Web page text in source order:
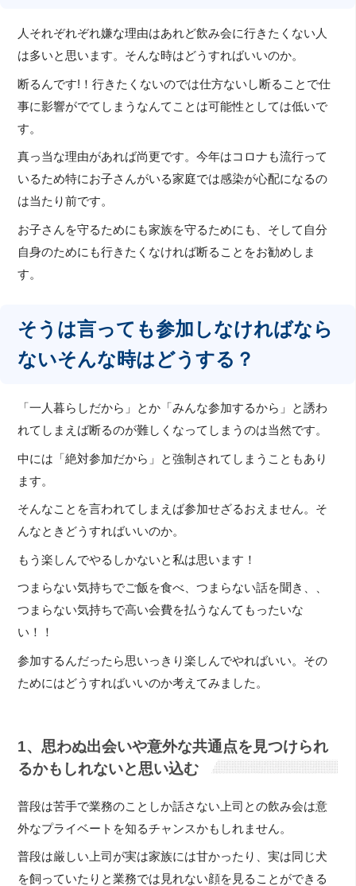
人それぞれぞれ嫌な理由はあれど飲み会に行きたくない人
は多いと思います。そんな時はどうすればいいのか。
断るんです!！行きたくないのでは仕方ないし断ることで仕
事に影響がでてしまうなんてことは可能性としては低いで
す。
真っ当な理由があれば尚更です。今年はコロナも流行って
いるため特にお子さんがいる家庭では感染が心配になるの
は当たり前です。
お子さんを守るためにも家族を守るためにも、そして自分
自身のためにも行きたくなければ断ることをお勧めしま
す。
そうは言っても参加しなければなら
ないそんな時はどうする？
「一人暮らしだから」とか「みんな参加するから」と誘わ
れてしまえば断るのが難しくなってしまうのは当然です。
中には「絶対参加だから」と強制されてしまうこともあり
ます。
そんなことを言われてしまえば参加せざるおえません。そ
んなときどうすればいいのか。
もう楽しんでやるしかないと私は思います！
つまらない気持ちでご飯を食べ、つまらない話を聞き、、
つまらない気持ちで高い会費を払うなんてもったいな
い！！
参加するんだったら思いっきり楽しんでやればいい。その
ためにはどうすればいいのか考えてみました。
1、思わぬ出会いや意外な共通点を見つけられ
るかもしれないと思い込む
普段は苦手で業務のことしか話さない上司との飲み会は意
外なプライベートを知るチャンスかもしれません。
普段は厳しい上司が実は家族には甘かったり、実は同じ犬
を飼っていたりと業務では見れない顔を見ることができる